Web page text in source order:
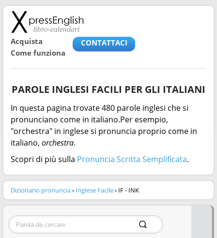
Acquista
Come funziona
CONTATTACI
PAROLE INGLESI FACILI PER GLI ITALIANI
In questa pagina trovate 480 parole inglesi che si
pronunciano come in italiano.Per esempio,
"orchestra" in inglese si pronuncia proprio come in
italiano, orchestra.
Scopri di più sulla Pronuncia Scritta Semplificata.
Dizionario pronuncia› Inglese Facile› IF - INK